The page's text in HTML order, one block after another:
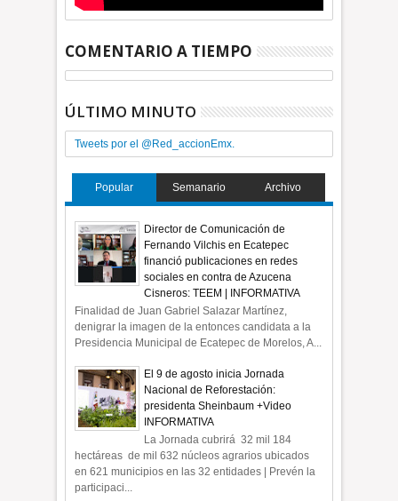
COMENTARIO A TIEMPO
ÚLTIMO MINUTO
Tweets por el @Red_accionEmx.
Popular Semanario Archivo
Director de Comunicación de
Fernando Vilchis en Ecatepec
financió publicaciones en redes
sociales en contra de Azucena
Cisneros: TEEM | INFORMATIVA
Finalidad de Juan Gabriel Salazar Martínez,
denigrar la imagen de la entonces candidata a la
Presidencia Municipal de Ecatepec de Morelos, A...
El 9 de agosto inicia Jornada
Nacional de Reforestación:
presidenta Sheinbaum +Video
INFORMATIVA
La Jornada cubrirá 32 mil 184
hectáreas de mil 632 núcleos agrarios ubicados
en 621 municipios en las 32 entidades | Prevén la
participaci...